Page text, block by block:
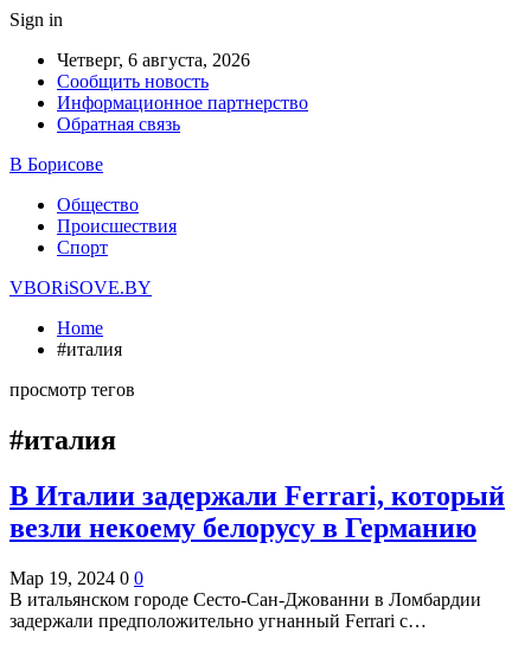
Sign in
Четверг, 6 августа, 2026
Сообщить новость
Информационное партнерство
Обратная связь
В Борисове
Общество
Происшествия
Спорт
VBORiSOVE.BY
Home
#италия
просмотр тегов
#италия
В Италии задержали Ferrari, который
везли некоему белорусу в Германию
Мар 19, 2024 0 0
В итальянском городе Сесто-Сан-Джованни в Ломбардии
задержали предположительно угнанный Ferrari с…